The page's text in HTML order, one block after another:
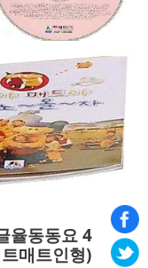
율동동요 4
매트인형)